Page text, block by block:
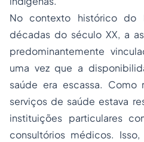
No contexto histórico do
décadas do século XX, a
predominantemente
uma vez que a
saúde era escassa. Como
serviços de saúde estava
instituições particulares
consultórios médicos.